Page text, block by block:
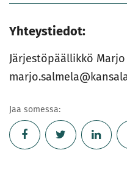
Yhteystiedot:
Järjestöpäällikkö Marjo
Jaa somessa: